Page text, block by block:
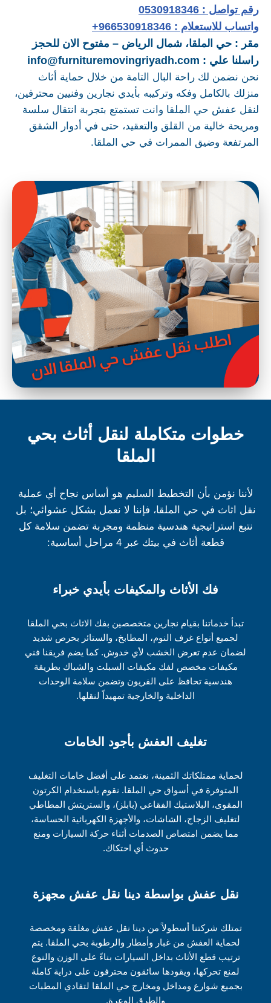
رقم تواصل : 0530918346
واتساب للاستعلام : 966530918346+
مقر : حي الملقا، شمال الرياض – مفتوح الان للحجز
راسلنا علي : info@furnituremovingriyadh.com
نحن نضمن لك راحة البال التامة من خلال حماية أثاث
منزلك بالكامل وفكه وتركيبه بأيدي نجارين وفنيين محترفين،
لنقل عفش حي الملقا وانت تستمتع بتجربة انتقال سلسة
ومريحة خالية من القلق والتعقيد، حتى في أدوار الشقق
المرتفعة وضيق الممرات في حي الملقا.
خطوات متكاملة لنقل أثاث بحي
الملقا
لأننا نؤمن بأن التخطيط السليم هو أساس نجاح أي عملية
نقل اثاث في حي الملقا، فإننا لا نعمل بشكل عشوائي؛ بل
نتبع استراتيجية هندسية منظمة ومجربة تضمن سلامة كل
قطعة أثاث في بيتك عبر 4 مراحل أساسية:
فك الأثاث والمكيفات بأيدي خبراء
تبدأ خدماتنا بقيام نجارين متخصصين بفك الاثاث بحي الملقا
لجميع أنواع غرف النوم، المطابخ، والستائر بحرص شديد
لضمان عدم تعرض الخشب لأي خدوش. كما يضم فريقنا فني
مكيفات مخصص لفك مكيفات السبلت والشباك بطريقة
هندسية تحافظ على الفريون وتضمن سلامة الوحدات
الداخلية والخارجية تمهيداً لنقلها.
تغليف العفش بأجود الخامات
لحماية ممتلكاتك الثمينة، نعتمد على أفضل خامات التغليف
المتوفرة في أسواق حي الملقا. نقوم باستخدام الكرتون
المقوى، البلاستيك الفقاعي (بابلز)، والستريتش المطاطي
لتغليف الزجاج، الشاشات، والأجهزة الكهربائية الحساسة،
مما يضمن امتصاص الصدمات أثناء حركة السيارات ومنع
حدوث أي احتكاك.
نقل عفش بواسطة دينا نقل عفش مجهزة
تمتلك شركتنا أسطولاً من دينا نقل عفش مغلقة ومخصصة
لحماية العفش من غبار وأمطار والرطوبة بحي الملقا. يتم
ترتيب قطع الأثاث بداخل السيارات بناءً على الوزن والنوع
لمنع تحركها، ويقودها سائقون محترفون على دراية كاملة
بجميع شوارع ومداخل ومخارج حي الملقا لتفادي المطبات
والطرق الوعرة.